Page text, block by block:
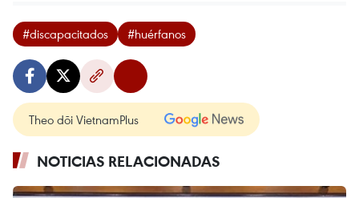
#discapacitados #huérfanos
Theo dõi VietnamPlus
NOTICIAS RELACIONADAS